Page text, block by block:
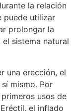
la relación
puede utilizar
prolongar la
sistema natural
una erección, el
mismo. Por
usos de
el inflado